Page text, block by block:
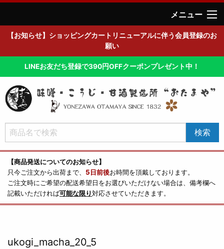
メニュー
【お知らせ】ショッピングカートリニューアルに伴う会員登録のお
願い
LINEお友だち登録で390円OFFクーポンプレゼント中！
【商品発送についてのお知らせ】
只今ご注文から出荷まで、 5日前後お時間を頂戴しております。
ご注文時にご希望の配送希望日をお選びいただけない場合は、備考欄へ
記載いただければ可能な限り対応させていただきます。
ukogi_macha_20_5